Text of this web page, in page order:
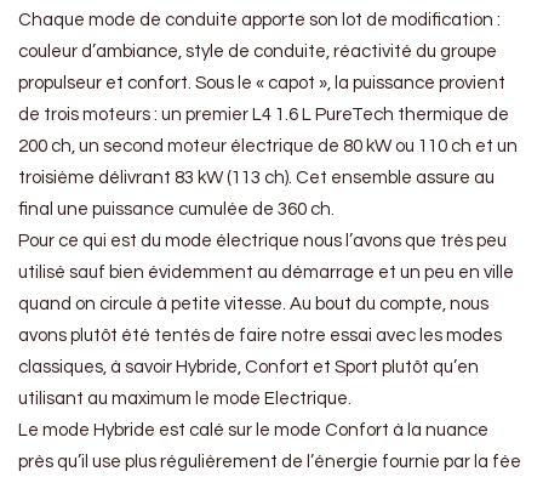
Chaque mode de conduite apporte son lot de modification :
couleur d’ambiance, style de conduite, réactivité du groupe
propulseur et confort. Sous le « capot », la puissance provient
de trois moteurs : un premier L4 1.6 L PureTech thermique de
200 ch, un second moteur électrique de 80 kW ou 110 ch et un
troisième délivrant 83 kW (113 ch). Cet ensemble assure au
final une puissance cumulée de 360 ch.
Pour ce qui est du mode électrique nous l’avons que très peu
utilisé sauf bien évidemment au démarrage et un peu en ville
quand on circule à petite vitesse. Au bout du compte, nous
avons plutôt été tentés de faire notre essai avec les modes
classiques, à savoir Hybride, Confort et Sport plutôt qu’en
utilisant au maximum le mode Electrique.
Le mode Hybride est calé sur le mode Confort à la nuance
près qu’il use plus régulièrement de l’énergie fournie par la fée